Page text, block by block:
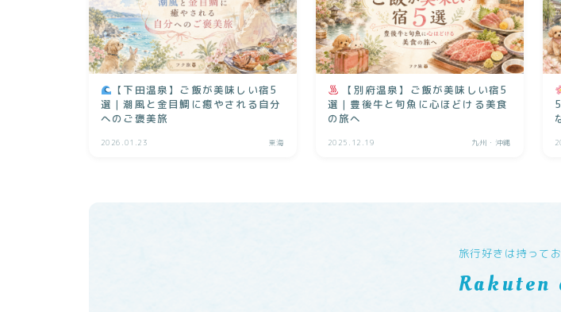
【下田温泉】ご飯が美味しい宿5
選｜潮風と金目鯛に癒やされる自分
へのご褒美旅
2026.01.23 東海
【別府温泉】ご飯が美味しい宿5
選｜豊後牛と旬魚に心ほどける美食
の旅へ
2025.12.19 九州・沖縄
旅行好きは持って
Rakuten